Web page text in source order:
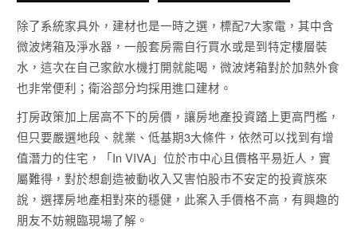
除了系統家具外，建材也是一時之選，標配7大家電，其中含
微波烤箱及淨水器，一般套房需自行買水或是到特定樓層裝
水，這次在自己家飲水機打開就能喝，微波烤箱對於加熱外食
也非常便利；衛浴部分均採用進口建材。
打房政策加上居高不下的房價，讓房地產投資踏上更高門檻，
但只要嚴選地段、就業、低基期3大條件，依然可以找到有增
值潛力的住宅，「In VIVA」位於市中心且價格平易近人，實
屬難得，對於想創造被動收入又害怕股市不安定的投資族來
說，選擇房地產相對來的穩健，此案入手價格不高，有興趣的
朋友不妨親臨現場了解。